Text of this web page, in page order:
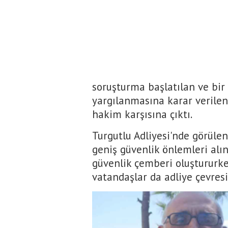
soruşturma başlatılan ve
yargılanmasına karar
hakim karşısına çıktı.
Turgutlu Adliyesi'nde
geniş güvenlik önlemleri
güvenlik çemberi
vatandaşlar da adliye